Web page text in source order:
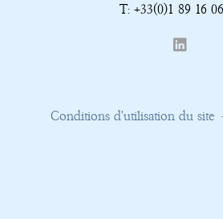
T: +33(0)1 89 16
Conditions d’utilisation du site